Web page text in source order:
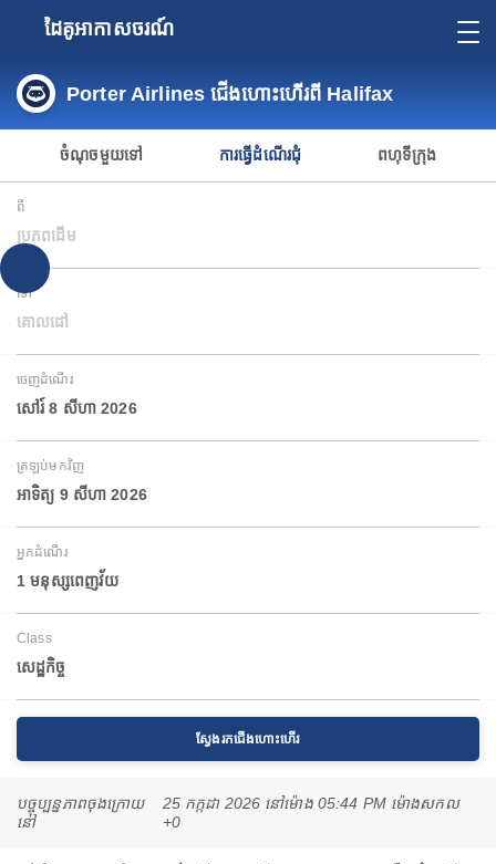
ដៃគូអាកាសចរណ៍
Porter Airlines ជើងហោះហើរពី Halifax
ចំណុចមួយទៅ ការធ្វើដំណើរជុំ ពហុទីក្រុង
ពី
ប្រភពដើម
ទៅ
គោលដៅ
ចេញដំណើរ
សៅរ៍ 8 សីហា 2026
ត្រឡប់មកវិញ
អាទិត្យ 9 សីហា 2026
អ្នកដំណើរ
1 មនុស្សពេញវ័យ
Class
សេដ្ឋកិច្ច
ស្វែងរកជើងហោះហើរ
បច្ចុប្បន្នភាពចុងក្រោយ
នៅ
25 កក្កដា 2026 នៅ​ម៉ោង 05:44 PM ម៉ោង​សកល
+0